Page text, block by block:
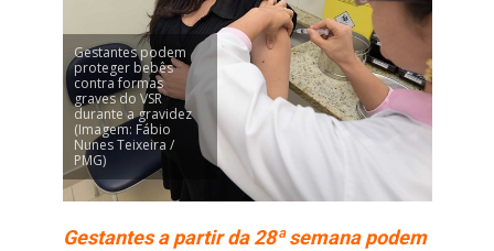
Gestantes podem
proteger bebês
contra formas
graves do VSR
durante a gravidez
(Imagem: Fábio
Nunes Teixeira /
PMG)
Gestantes a partir da 28ª semana podem